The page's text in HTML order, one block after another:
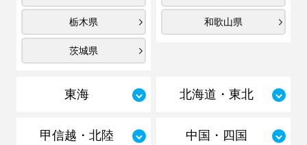
栃木県
茨城県
和歌山県
東海 北海道・東北
甲信越・北陸 中国・四国